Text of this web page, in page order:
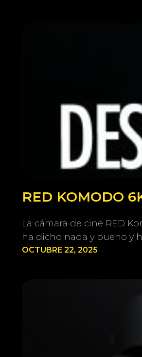
RED KOMODO
La cámara de cine RED
ha dicho nada y bueno y
OCTUBRE 22, 2025